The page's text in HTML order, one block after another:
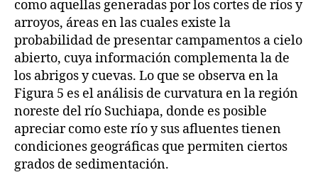
como aquellas generadas por los cortes de ríos y
arroyos, áreas en las cuales existe la
probabilidad de presentar campamentos a cielo
abierto, cuya información complementa la de
los abrigos y cuevas. Lo que se observa en la
Figura 5 es el análisis de curvatura en la región
noreste del río Suchiapa, donde es posible
apreciar como este río y sus afluentes tienen
condiciones geográficas que permiten ciertos
grados de sedimentación.